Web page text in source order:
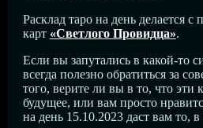
Расклад таро на день делается
карт «Светлого Провидца».
Если вы запутались в какой-то
всегда полезно обратиться за
того, верите ли вы в то, что эти
будущее, или вам просто
на день 15.10.2023 даст вам то,